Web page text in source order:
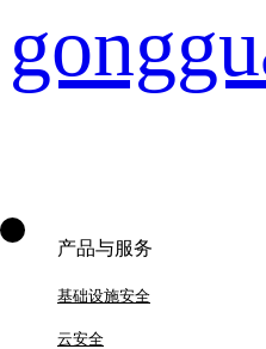
产品与服务
基础设施安全
云安全